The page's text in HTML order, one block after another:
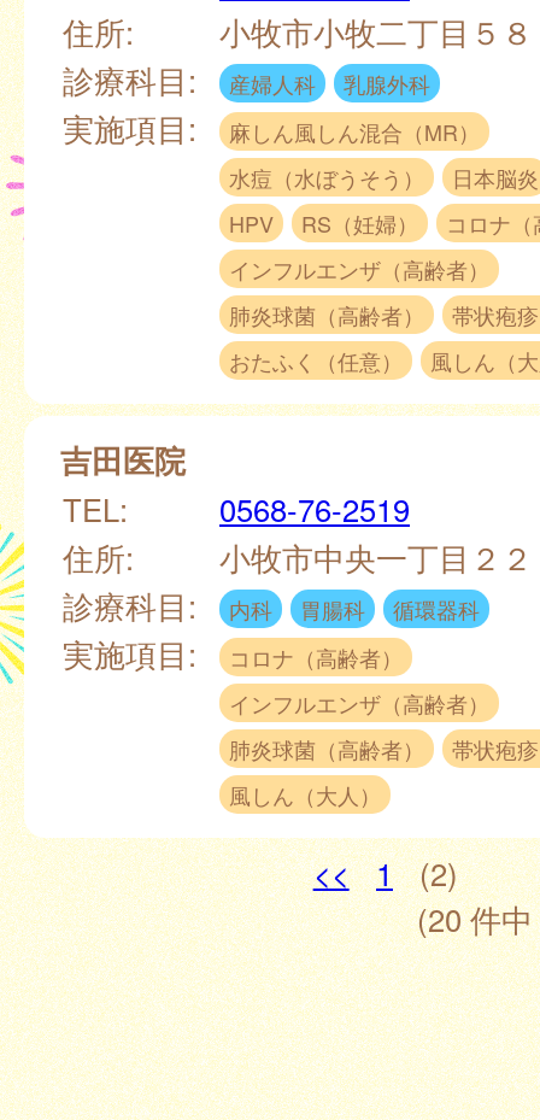
住所:
小牧市小牧二丁目５
診療科目:
産婦人科 乳腺外科
実施項目:
麻しん風しん混合（MR）
水痘（水ぼうそう）
日本脳炎
HPV
RS（妊婦）
コロナ
インフルエンザ（高齢者）
肺炎球菌（高齢者）
帯状疱
おたふく（任意）
風しん（
吉田医院
TEL:
0568-76-2519
住所:
小牧市中央一丁目２
診療科目:
内科 胃腸科 循環器科
実施項目:
コロナ（高齢者）
インフルエンザ（高齢者）
肺炎球菌（高齢者）
帯状疱
風しん（大人）
<< 1
(2)
(20 件